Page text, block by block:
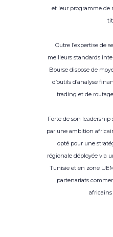
et leur programme de
Outre l’expertise de
meilleurs standards
Bourse dispose de
d’outils d’analyse
trading et de
Forte de son
par une ambition
opté pour une
régionale déployée via
Tunisie et en zone
partenariats
africains